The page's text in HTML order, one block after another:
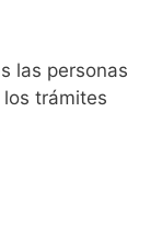
las personas
trámites